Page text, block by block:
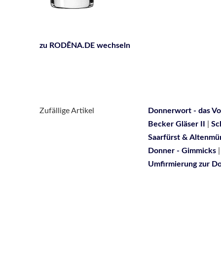
zu RODĒNA.DE wechseln
Zufällige Artikel
Donnerwort - das
Becker Gläser II
Saarfürst &
Donner - Gimmicks
Umfirmierung zur